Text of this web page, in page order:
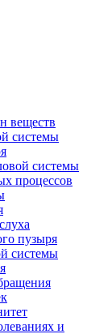
веществ
системы
системы
процессов
пузыря
системы
и